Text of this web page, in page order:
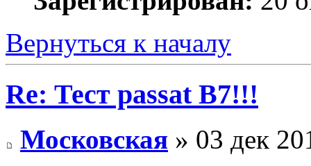
Вернуться к началу
Re: Тест passat B7!!!
Московская » 03 дек